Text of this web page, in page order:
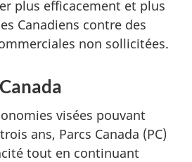
plus efficacement et plus
Canadiens contre des
non sollicitées.
visées pouvant
ans, Parcs Canada (PC)
tout en continuant